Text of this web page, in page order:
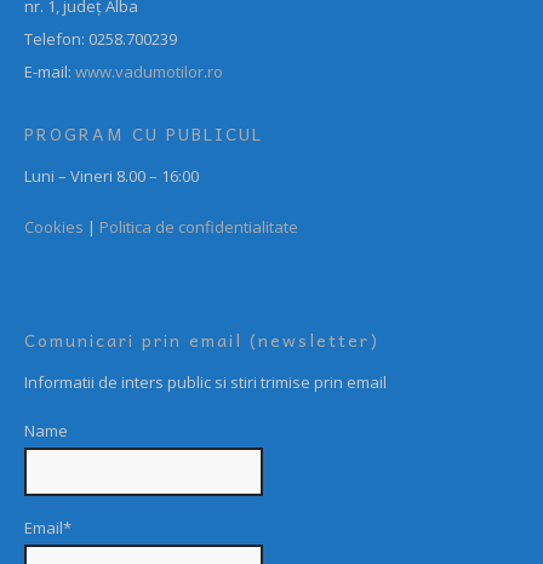
nr. 1, județ Alba
Telefon: 0258.700239
E-mail: www.vadumotilor.ro
PROGRAM CU PUBLICUL
Luni – Vineri 8.00 – 16:00
Cookies | Politica de confidentialitate
Comunicari prin email (newsletter)
Informatii de inters public si stiri trimise prin email
Name
Email*